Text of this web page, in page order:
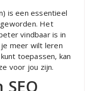
is een essentieel
Het
vindbaar is in
je meer wilt leren
toepassen, kan
voor jou zijn.